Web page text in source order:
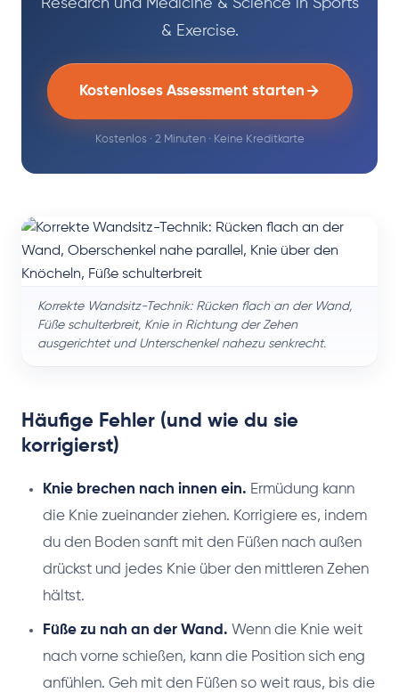
& Exercise.
Kostenloses Assessment starten
Kostenlos · 2 Minuten · Keine Kreditkarte
Korrekte Wandsitz-Technik: Rücken flach an der Wand,
Füße schulterbreit, Knie in Richtung der Zehen
ausgerichtet und Unterschenkel nahezu senkrecht.
Häufige Fehler (und wie du sie
korrigierst)
Knie brechen nach innen ein. Ermüdung kann
die Knie zueinander ziehen. Korrigiere es, indem
du den Boden sanft mit den Füßen nach außen
drückst und jedes Knie über den mittleren Zehen
hältst.
Füße zu nah an der Wand. Wenn die Knie weit
nach vorne schießen, kann die Position sich eng
anfühlen. Geh mit den Füßen so weit raus, bis die